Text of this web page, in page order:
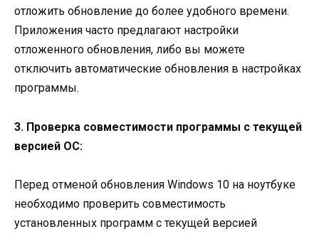
отложить обновление до более удобного времени.
Приложения часто предлагают настройки
отложенного обновления, либо вы можете
отключить автоматические обновления в настройках
программы.
3. Проверка совместимости программы с текущей
версией ОС:
Перед отменой обновления Windows 10 на ноутбуке
необходимо проверить совместимость
установленных программ с текущей версией